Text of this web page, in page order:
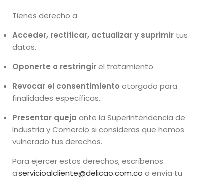
Tienes derecho a:
Acceder, rectificar, actualizar y suprimir tus
datos.
Oponerte o restringirel tratamiento.
Revocar el consentimiento otorgado para
finalidades específicas.
Presentar queja ante la Superintendencia de
Industria y Comercio si consideras que hemos
vulnerado tus derechos.
Para ejercer estos derechos, escríbenos
aservicioalcliente@delicao.com.co o envía tu